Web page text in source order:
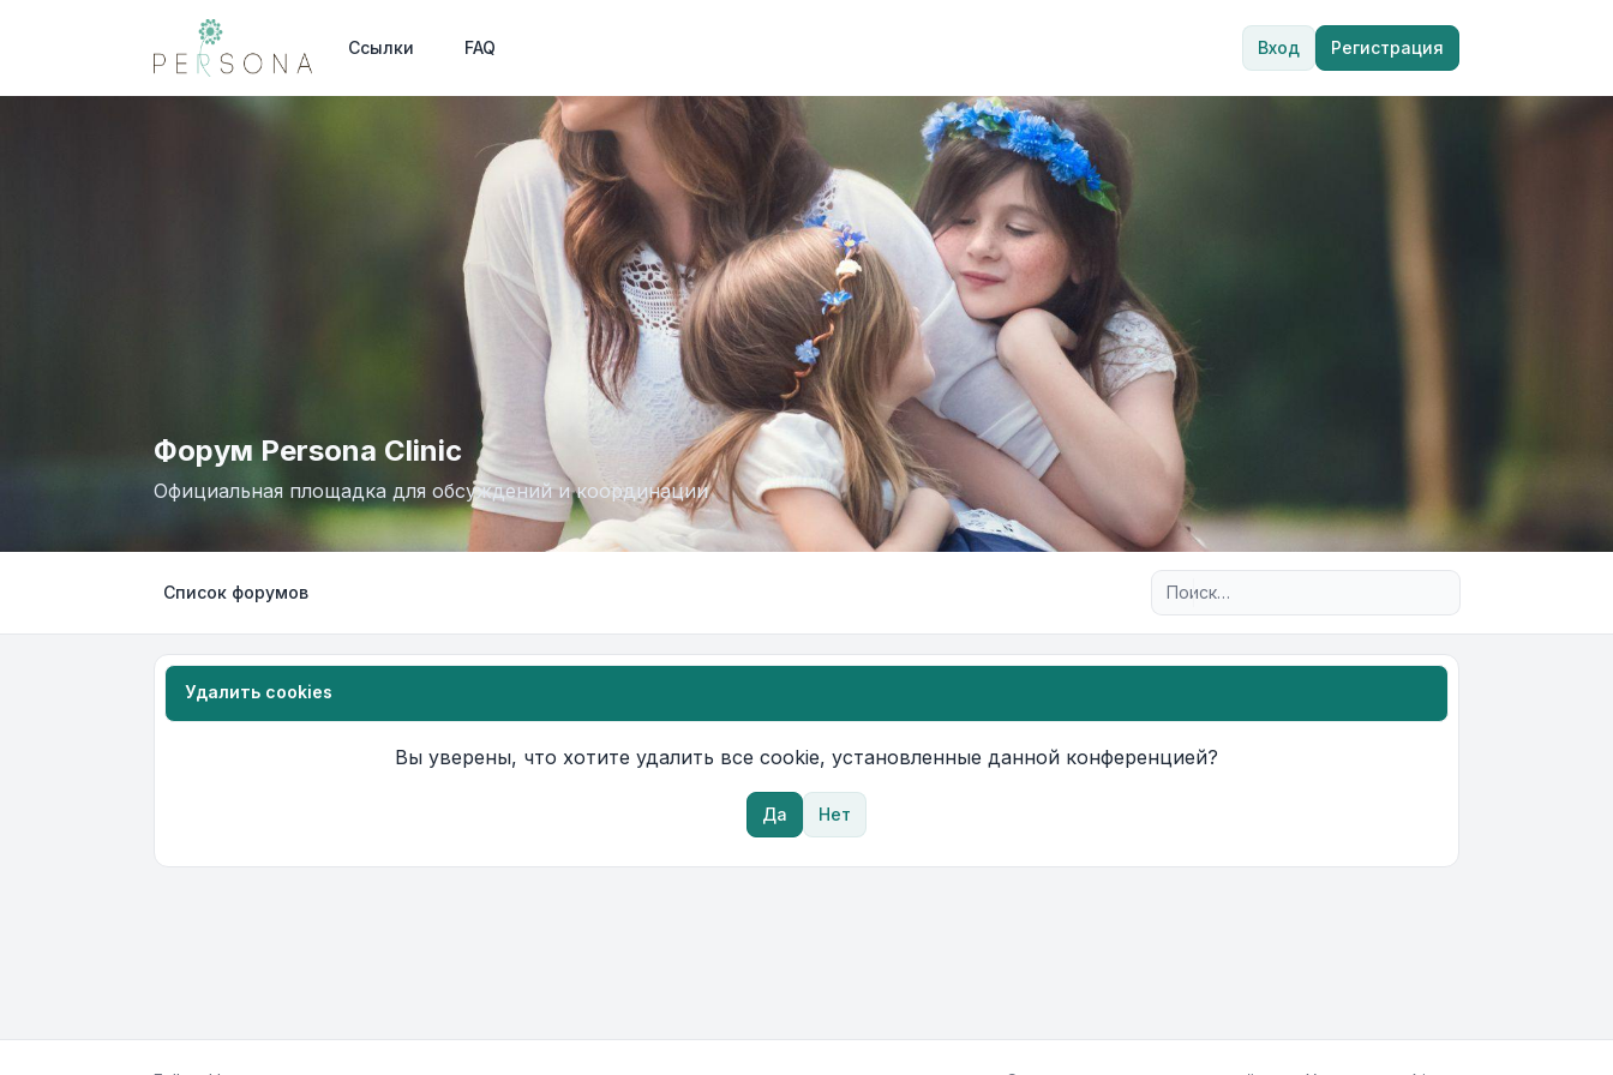
Ссылки FAQ Вход Регистрация
Форум Persona Clinic
Официальная площадка для обсуждений и координации
Список форумов
Удалить cookies
Вы уверены, что хотите удалить все cookie, установленные данной конференцией?
Да Нет